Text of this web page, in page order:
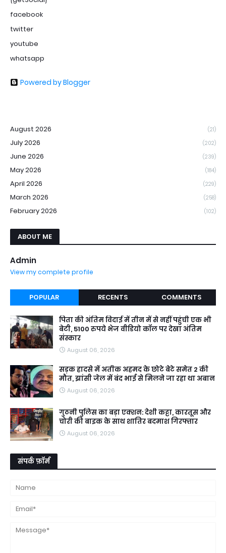
facebook
twitter
youtube
whatsapp
Powered by Blogger
August 2026 (21)
July 2026 (202)
June 2026 (239)
May 2026 (184)
April 2026 (229)
March 2026 (258)
February 2026 (102)
ABOUT ME
Admin
View my complete profile
POPULAR RECENTS COMMENTS
पिता की अंतिम विदाई में तीन में से नहीं पहुंची एक भी
बेटी, 5100 रुपये भेज वीडियो कॉल पर देखा अंतिम
संस्कार
August 06, 2026
सड़क हादसे में अतीक अहमद के छोटे बेटे समेत 2 की
मौत, झांसी जेल में बंद भाई से मिलने जा रहा था अबान
August 06, 2026
गुठनी पुलिस का बड़ा एक्शन: देशी कट्टा, कारतूस और
चोरी की बाइक के साथ शातिर बदमाश गिरफ्तार
August 06, 2026
संपर्क फ़ॉर्म